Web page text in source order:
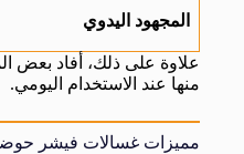
المجهود اليدوي
علاوة على ذلك، أفاد بعض
منها عند الاستخدام اليومي.
مميزات غسالات فيشر